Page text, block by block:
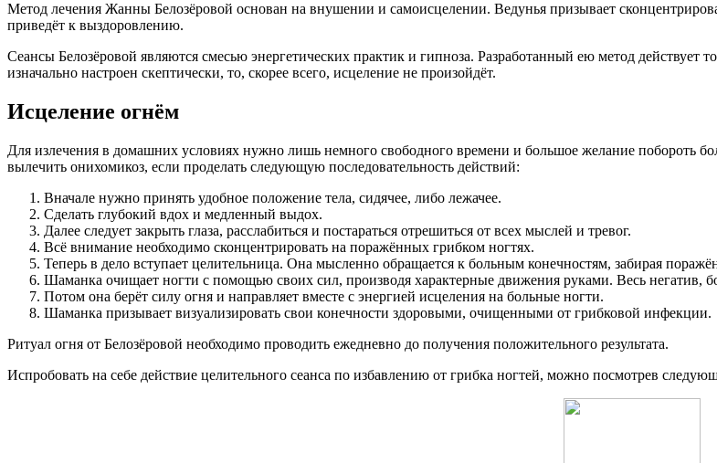
Метод лечения Жанны Белозёровой основан на внушении и самоисцелении. Ведунья призывает
приведёт к выздоровлению.
Сеансы Белозёровой являются смесью энергетических практик и гипноза. Разработанный ею метод действует
изначально настроен скептически, то, скорее всего, исцеление не произойдёт.
Исцеление огнём
Для излечения в домашних условиях нужно лишь немного свободного времени и большое желание побороть
вылечить онихомикоз, если проделать следующую последовательность действий:
Вначале нужно принять удобное положение тела, сидячее, либо лежачее.
Сделать глубокий вдох и медленный выдох.
Далее следует закрыть глаза, расслабиться и постараться отрешиться от всех мыслей и тревог.
Всё внимание необходимо сконцентрировать на поражённых грибком ногтях.
Теперь в дело вступает целительница. Она мысленно обращается к больным конечностям, забирая
Шаманка очищает ногти с помощью своих сил, производя характерные движения руками. Весь негатив,
Потом она берёт силу огня и направляет вместе с энергией исцеления на больные ногти.
Шаманка призывает визуализировать свои конечности здоровыми, очищенными от грибковой инфекции.
Ритуал огня от Белозёровой необходимо проводить ежедневно до получения положительного результата.
Испробовать на себе действие целительного сеанса по избавлению от грибка ногтей, можно посмотрев